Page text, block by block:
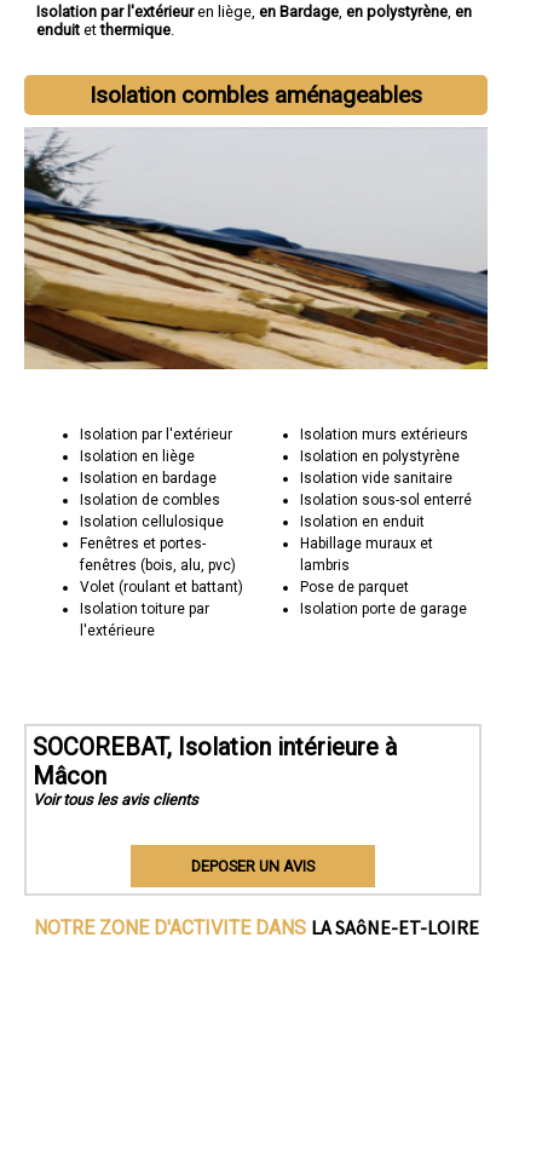
Isolation par l'extérieuren liège, en Bardage, en polystyrène, en
enduit etthermique.
Isolation combles aménageables
Isolation par l'extérieur
Isolation en liège
Isolation en bardage
Isolation de combles
Isolation cellulosique
Fenêtres et portes-
fenêtres (bois, alu, pvc)
Volet (roulant et battant)
Isolation toiture par
l'extérieure
Isolation murs extérieurs
Isolation en polystyrène
Isolation vide sanitaire
Isolation sous-sol enterré
Isolation en enduit
Habillage muraux et
lambris
Pose de parquet
Isolation porte de garage
SOCOREBAT, Isolation intérieure à
Mâcon
Voir tous les avis clients
DEPOSER UN AVIS
NOTRE ZONE D'ACTIVITE DANS LA SAôNE-ET-LOIRE